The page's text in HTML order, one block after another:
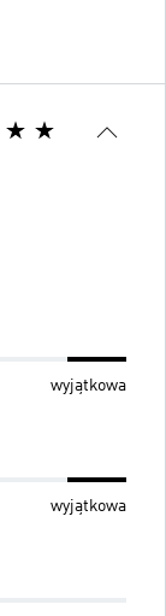
wyjątkowa
wyjątkowa